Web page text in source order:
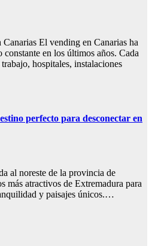
El vending en Canarias ha
en los últimos años. Cada
hospitales, instalaciones
perfecto para desconectar en
al noreste de la provincia de
más atractivos de Extremadura para
y paisajes únicos.…